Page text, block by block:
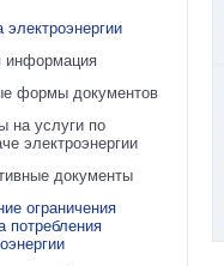
электроэнергии
формы документов
на услуги по
электроэнергии
документы
ограничения
потребления